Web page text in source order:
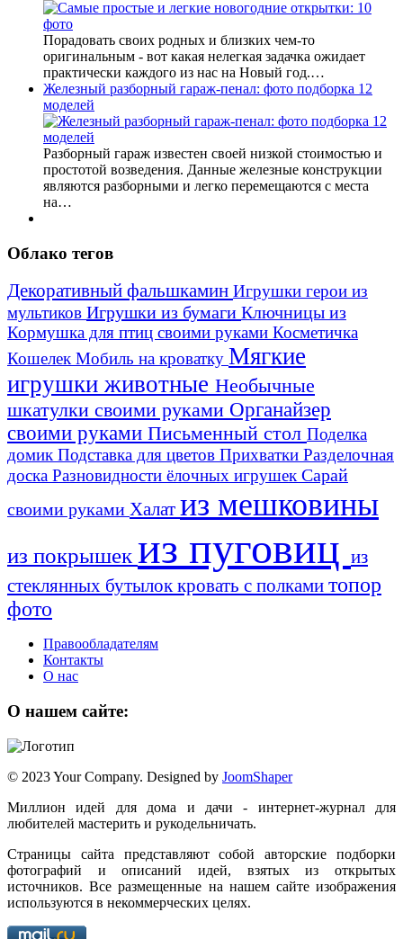
Порадовать своих родных и близких чем-то
оригинальным - вот какая нелегкая задачка ожидает
практически каждого из нас на Новый год.…
Железный разборный гараж-пенал: фото подборка 12
моделей
Разборный гараж известен своей низкой стоимостью и
простотой возведения. Данные железные конструкции
являются разборными и легко перемещаются с места
на…
Облако тегов
Декоративный фальшкамин Игрушки герои из
мультиков Игрушки из бумаги Ключницы из
Кормушка для птиц своими руками Косметичка
КошелекМобиль на кроватку Мягкие
игрушки животные Необычные
шкатулки своими руками Органайзер
своими руками Письменный стол Поделка
домикПодставка для цветов Прихватки Разделочная
доска Разновидности ёлочных игрушекСарай
своими руками Халат из мешковины
из покрышек из пуговиц из
стеклянных бутылоккровать с полками топор
фото
Правообладателям
Контакты
О нас
О нашем сайте:
© 2023 Your Company. Designed by JoomShaper
Миллион идей для дома и дачи - интернет-журнал для
любителей мастерить и рукодельничать.
Страницы сайта представляют собой авторские подборки
фотографий и описаний идей, взятых из открытых
источников. Все размещенные на нашем сайте изображения
используются в некоммерческих целях.